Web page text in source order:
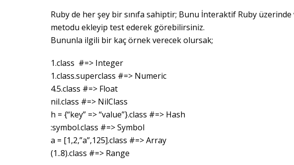
Ruby de her şey bir sınıfa sahiptir; Bunu İnteraktif Ruby
metodu ekleyip test ederek görebilirsiniz.
Bununla ilgili bir kaç örnek verecek olursak;
1.class #=> Integer
1.class.superclass #=> Numeric
4.5.class #=> Float
nil.class #=> NilClass
h = {“key” => “value”}.class #=> Hash
:symbol.class #=> Symbol
a = [1,2,”a”,125].class #=> Array
(1..8).class #=> Range